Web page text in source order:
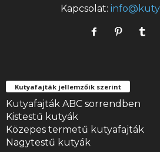
Kapcsolat:
Kutyafajták jellemzőik szerint
Kutyafajták ABC sorrendben
Kistestű kutyák
Közepes termetű kutyafajták
Nagytestű kutyák